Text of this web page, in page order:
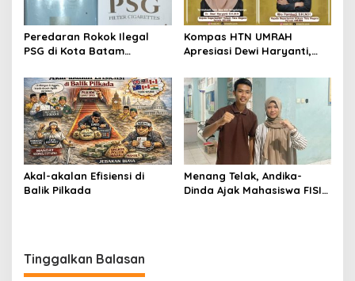
Peredaran Rokok Ilegal
PSG di Kota Batam
Dibekingi Tokoh Politik
Inisial IS
Kompas HTN UMRAH
Apresiasi Dewi Haryanti,
Pambudi
Akal-akalan Efisiensi di
Balik Pilkada
Menang Telak, Andika-
Dinda Ajak Mahasiswa FISIP
Tinggalkan Balasan